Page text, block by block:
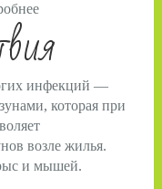
инфекций —
которая при
возле жилья.
и мышей.